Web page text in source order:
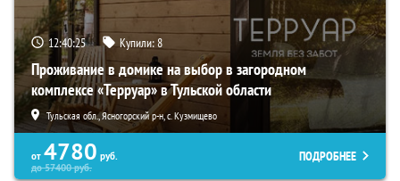
12:40:23 Купили:8
Проживание в домике на выбор в загородном
комплексе «Терруар» в Тульской области
Тульская обл., Ясногорский р-н, с. Кузмищево
от 4780 руб.
до57400руб.
ПОДРОБНЕЕ